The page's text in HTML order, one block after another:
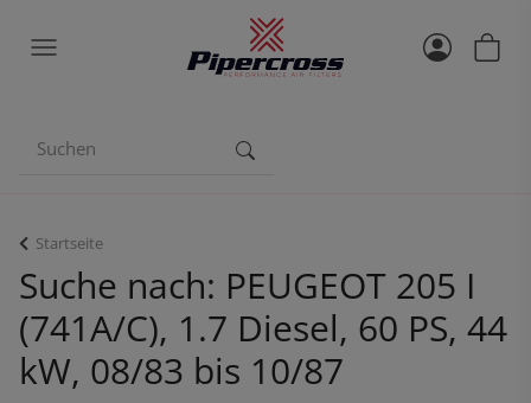
Startseite
Suche nach: PEUGEOT 205 I
(741A/C), 1.7 Diesel, 60 PS, 44
kW, 08/83 bis 10/87